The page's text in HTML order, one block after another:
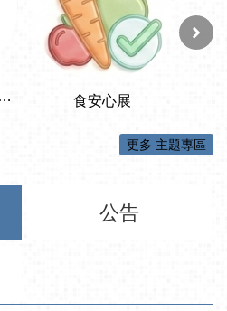
更多 主題專區
公告